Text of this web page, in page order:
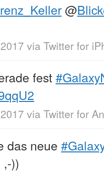
@
via Twitter for
fest
via Twitter for
das neue
))